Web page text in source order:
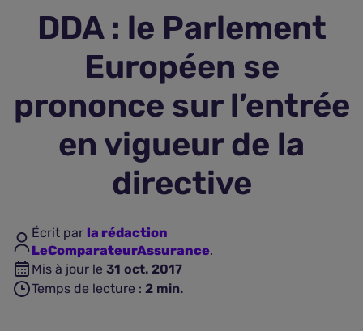
Assurance vie
Plus d'assurances
DDA : le Parlement
Européen se
prononce sur l’entrée
en vigueur de la
directive
Écrit par la rédaction
LeComparateurAssurance.
Mis à jour le 31 oct. 2017
Temps de lecture : 2 min.